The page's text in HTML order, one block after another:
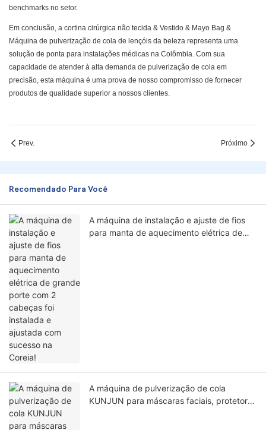
benchmarks no setor.
Em conclusão, a cortina cirúrgica não tecida & Vestido & Mayo Bag &
Máquina de pulverização de cola de lençóis da beleza representa uma
solução de ponta para instalações médicas na Colômbia. Com sua
capacidade de atender à alta demanda de pulverização de cola em
precisão, esta máquina é uma prova de nosso compromisso de fornecer
produtos de qualidade superior a nossos clientes.
Prev. Próximo
Recomendado Para Você
A máquina de instalação e ajuste de fios
para manta de aquecimento elétrica de
A máquina de pulverização de cola
KUNJUN para máscaras faciais, protetores